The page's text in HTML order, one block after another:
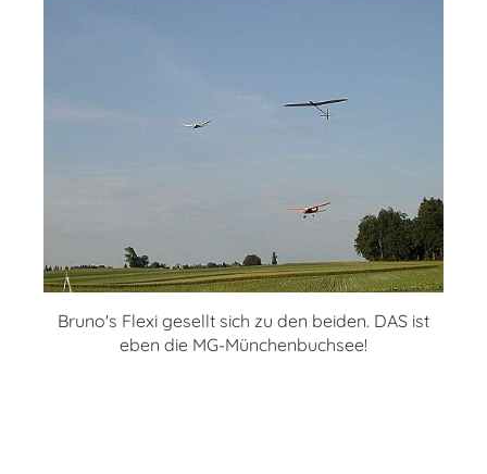
Bruno's Flexi gesellt sich zu den beiden. DAS ist
eben die MG-Münchenbuchsee!